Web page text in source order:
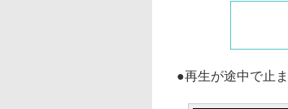
●再生が途中で止